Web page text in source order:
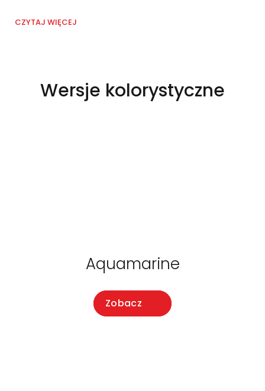
CZYTAJ WIĘCEJ
Wersje kolorystyczne
Aquamarine
Zobacz